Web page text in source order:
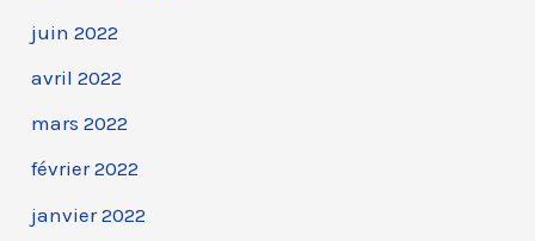
juin 2022
avril 2022
mars 2022
février 2022
janvier 2022